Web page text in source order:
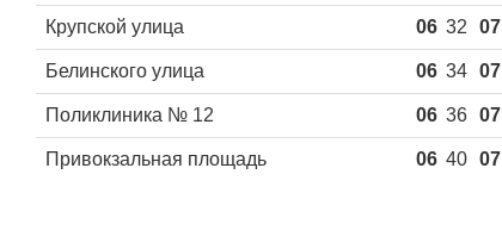
Крупской улица 06 32 07
Белинского улица 06 34 07
Поликлиника № 12 06 36 07
Привокзальная площадь 06 40 07